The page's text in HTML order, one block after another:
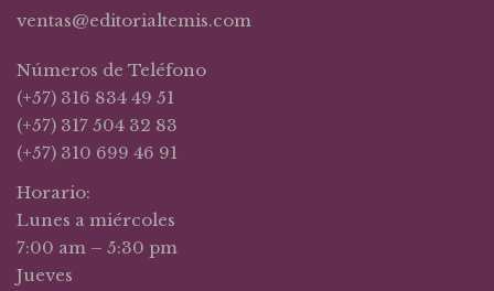
ventas@editorialtemis.com
Números de Teléfono
(+57) 316 834 49 51
(+57) 317 504 32 83
(+57) 310 699 46 91
Horario:
Lunes a miércoles
7:00 am – 5:30 pm
Jueves